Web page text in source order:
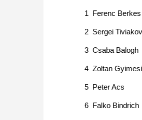
1 Ferenc Berkes
2 Sergei Tiviakov
3 Csaba Balogh
4 Zoltan Gyimesi
5 Peter Acs
6 Falko Bindrich